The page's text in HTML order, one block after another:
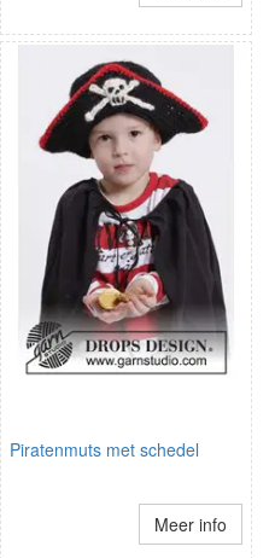
Piratenmuts met schedel
Meer info